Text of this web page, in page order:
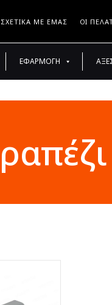
ΣΧΕΤΙΚΆ ΜΕ ΕΜΆΣ ΟΙ
ΕΦΑΡΜΟΓΉ